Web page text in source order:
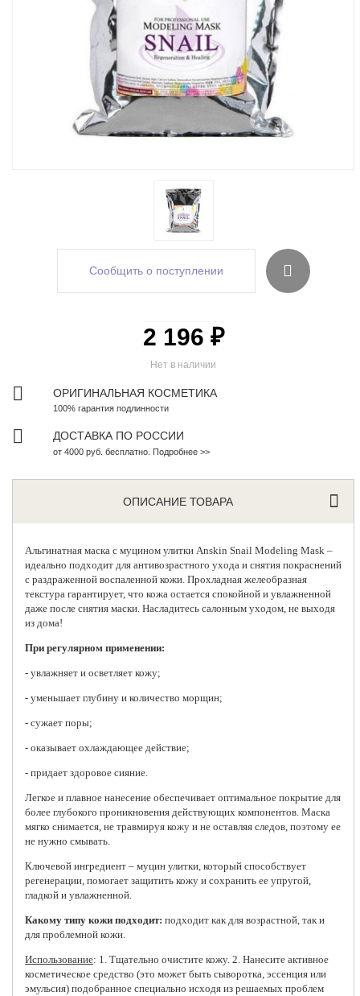
Сообщить о поступлении
Нет в наличии
2 196 ₽
ОРИГИНАЛЬНАЯ КОСМЕТИКА
100% гарантия подлинности
ДОСТАВКА ПО РОССИИ
от 4000 руб. бесплатно. Подробнее >>
ОПИСАНИЕ ТОВАРА
Альгинатная маска с муцином улитки Anskin Snail Modeling Mask –
идеально подходит для антивозрастного ухода и снятия покраснений
с раздраженной воспаленной кожи. Прохладная желеобразная
текстура гарантирует, что кожа остается спокойной и увлажненной
даже после снятия маски. Насладитесь салонным уходом, не выходя
из дома!
При регулярном применении:
- увлажняет и осветляет кожу;
- уменьшает глубину и количество морщин;
- сужает поры;
- оказывает охлаждающее действие;
- придает здоровое сияние.
Легкое и плавное нанесение обеспечивает оптимальное покрытие для
более глубокого проникновения действующих компонентов. Маска
мягко снимается, не травмируя кожу и не оставляя следов, поэтому ее
не нужно смывать.
Ключевой ингредиент – муцин улитки, который способствует
регенерации, помогает защитить кожу и сохранить ее упругой,
гладкой и увлажненной.
Какому типу кожи подходит: подходит как для возрастной, так и
для проблемной кожи.
Использование: 1. Тщательно очистите кожу. 2. Нанесите активное
косметическое средство (это может быть сыворотка, эссенция или
эмульсия) подобранное специально исходя из решаемых проблем